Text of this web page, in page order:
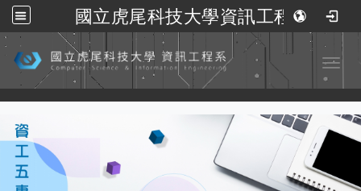
國立虎尾科技大學資訊工程系
跳到主要內容